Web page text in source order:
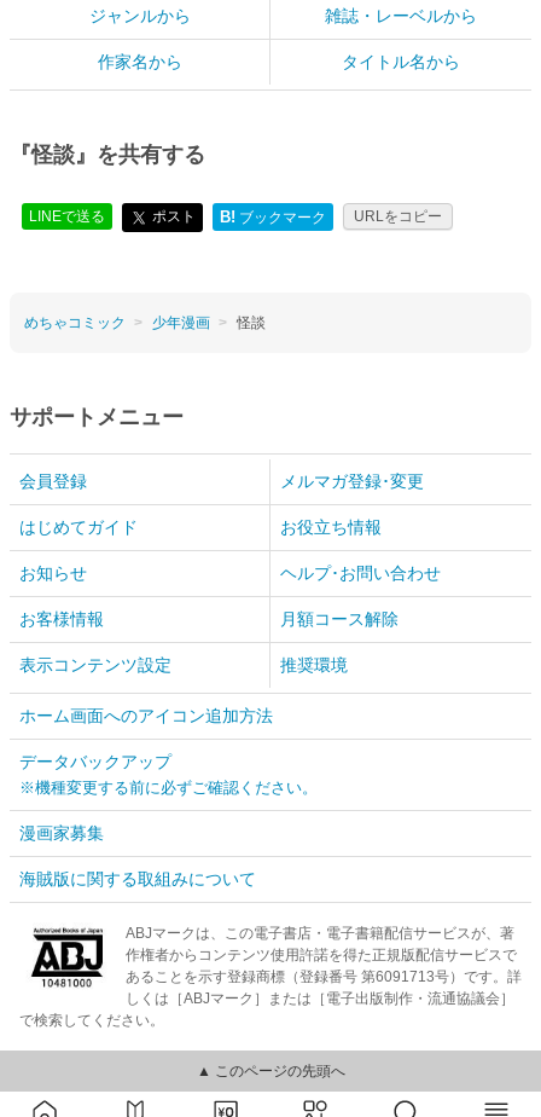
ジャンルから 雑誌・レーベルから
作家名から タイトル名から
『怪談』を共有する
LINEで送る ポスト B! ブックマーク URLをコピー
めちゃコミック 少年漫画 怪談
サポートメニュー
会員登録 メルマガ登録･変更
はじめてガイド お役立ち情報
お知らせ ヘルプ･お問い合わせ
お客様情報 月額コース解除
表示コンテンツ設定 推奨環境
ホーム画面へのアイコン追加方法
データバックアップ
※機種変更する前に必ずご確認ください。
漫画家募集
海賊版に関する取組みについて
ABJマークは、この電子書店・電子書籍配信サービスが、著
作権者からコンテンツ使用許諾を得た正規版配信サービスで
あることを示す登録商標（登録番号 第6091713号）です。詳
しくは［ABJマーク］または［電子出版制作・流通協議会］
で検索してください。
▲ このページの先頭へ